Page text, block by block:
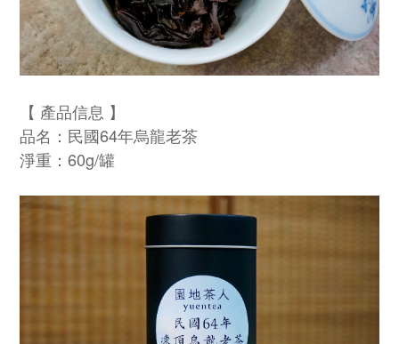
【 產品信息 】
品名：民國64年烏龍老茶
淨重：60g/罐